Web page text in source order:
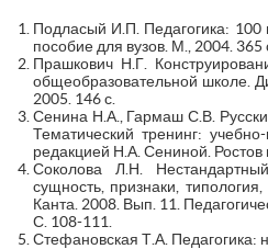
Подласый И.П. Педагогика: 100
пособие для вузов. М., 2004. 365
Прашкович Н.Г.
общеобразовательной школе.
2005. 146 с.
Сенина Н.А., Гармаш С.В.
Тематический тренинг:
редакцией Н.А. Сениной. Ростов
Соколова Л.Н.
сущность, признаки,
Канта. 2008. Вып. 11.
С. 108-111.
Стефановская Т.А. Педагогика: